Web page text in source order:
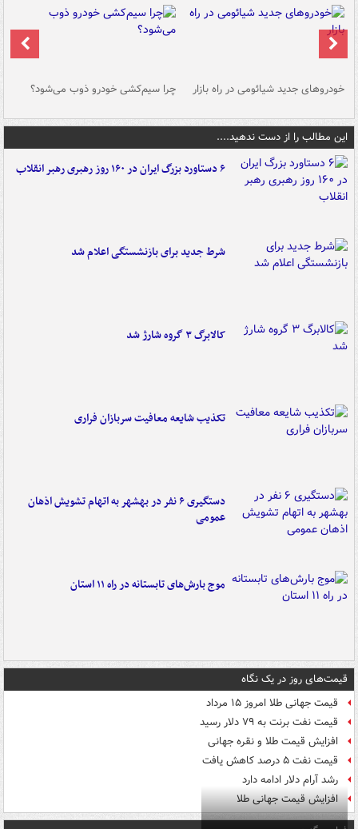
خودروهای جدید شیائومی در راه بازار چرا سیم‌کشی خودرو ذوب می‌شود؟
این مطالب را از دست ندهید....
۶ دستاورد بزرگ ایران در ۱۶۰ روز رهبری رهبر انقلاب
شرط جدید برای بازنشستگی اعلام شد
کالابرگ ۳ گروه شارژ شد
تکذیب شایعه معافیت سربازان فراری
دستگیری ۶ نفر در بهشهر به اتهام تشویش اذهان
عمومی
موج بارش‌های تابستانه در راه ۱۱ استان
قیمت‌های روز در یک نگاه
قیمت جهانی طلا امروز ۱۵ مرداد
قیمت نفت برنت به ۷۹ دلار رسید
افزایش قیمت طلا و نقره جهانی
قیمت نفت ۵ درصد کاهش یافت
رشد آرام دلار ادامه دارد
افزایش قیمت جهانی طلا